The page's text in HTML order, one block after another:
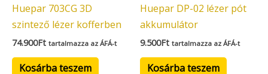
Huepar 703CG 3D
szintező lézer kofferben
74.900Ft tartalmazza az ÁFÁ-t
Kosárba teszem
Huepar DP-02 lézer pót
akkumulátor
9.500Ft tartalmazza az ÁFÁ-t
Kosárba teszem